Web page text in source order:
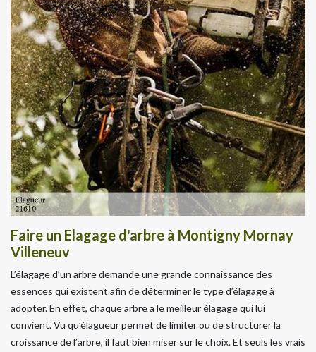
Faire un Elagage d'arbre à Montigny Mornay
Villeneuv
L’élagage d’un arbre demande une grande connaissance des
essences qui existent afin de déterminer le type d’élagage à
adopter. En effet, chaque arbre a le meilleur élagage qui lui
convient. Vu qu’élagueur permet de limiter ou de structurer la
croissance de l’arbre, il faut bien miser sur le choix. Et seuls les vrais